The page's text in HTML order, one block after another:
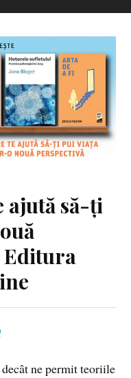
ajută să-ți
Editura
ne permit teoriile